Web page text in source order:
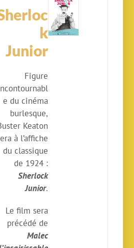
k
Junior
Figure
e du cinéma
burlesque,
Keaton
à l’affiche
du classique
de 1924 :
Sherlock
Junior.
Le film sera
précédé de
Malec